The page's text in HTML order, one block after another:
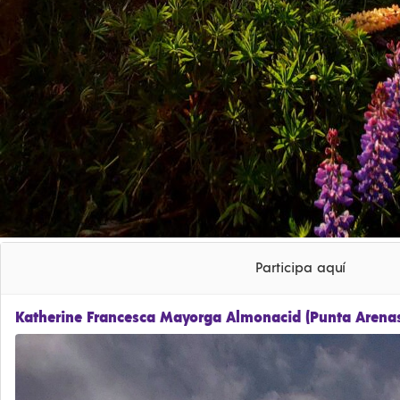
Participa aquí
Katherine Francesca Mayorga Almonacid (Punta